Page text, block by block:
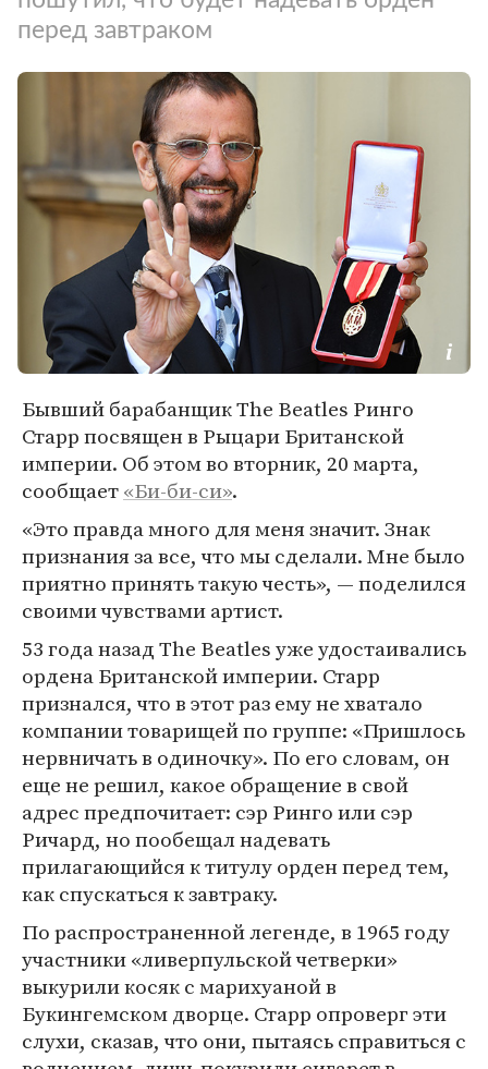
перед завтраком
Бывший барабанщик The Beatles Ринго
Старр посвящен в Рыцари Британской
империи. Об этом во вторник, 20 марта,
сообщает«Би-би-си».
«Это правда много для меня значит. Знак
признания за все, что мы сделали. Мне было
приятно принять такую честь», — поделился
своими чувствами артист.
53 года назад The Beatles уже удостаивались
ордена Британской империи. Старр
признался, что в этот раз ему не хватало
компании товарищей по группе: «Пришлось
нервничать в одиночку». По его словам, он
еще не решил, какое обращение в свой
адрес предпочитает: сэр Ринго или сэр
Ричард, но пообещал надевать
прилагающийся к титулу орден перед тем,
как спускаться к завтраку.
По распространенной легенде, в 1965 году
участники «ливерпульской четверки»
выкурили косяк с марихуаной в
Букингемском дворце. Старр опроверг эти
слухи, сказав, что они, пытаясь справиться с